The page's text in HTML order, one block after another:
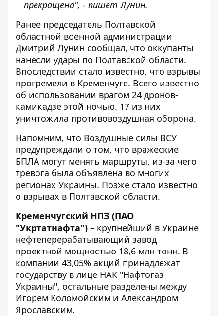
прекращена", - пишет Лунин.
Ранее председатель Полтавской
областной военной администрации
Дмитрий Лунин сообщал, что оккупанты
нанесли удары по Полтавской области.
Впоследствии стало известно, что взрывы
прогремели в Кременчуге. Всего известно
об использовании врагом 24 дронов-
камикадзе этой ночью. 17 из них
уничтожила противовоздушная оборона.
Напомним, что Воздушные силы ВСУ
предупреждали о том, что вражеские
БПЛА могут менять маршруты, из-за чего
тревога была объявлена ​​во многих
регионах Украины. Позже стало известно
о взрывах в Полтавской области.
Кременчугский НПЗ (ПАО
"Укртатнафта") – крупнейший в Украине
нефтеперерабатывающий завод
проектной мощностью 18,6 млн тонн. В
компании 43,05% акций принадлежат
государству в лице НАК "Нафтогаз
Украины", остальные разделены между
Игорем Коломойским и Александром
Ярославским.